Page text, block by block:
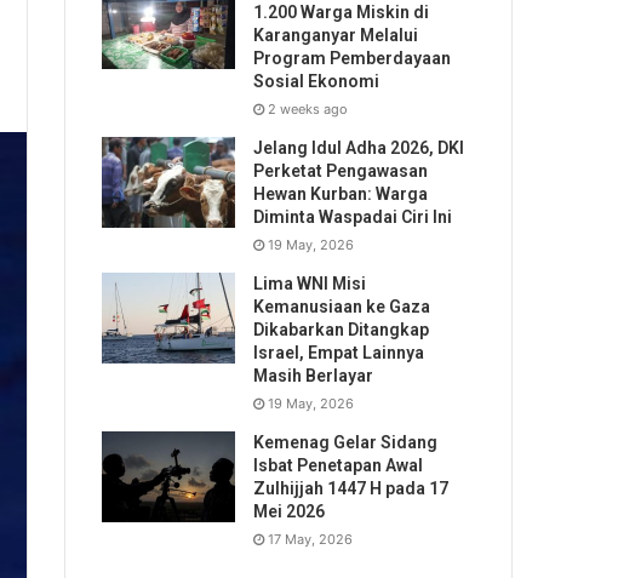
1.200 Warga Miskin di
Karanganyar Melalui
Program Pemberdayaan
Sosial Ekonomi
2 weeks ago
Jelang Idul Adha 2026, DKI
Perketat Pengawasan
Hewan Kurban: Warga
Diminta Waspadai Ciri Ini
19 May, 2026
Lima WNI Misi
Kemanusiaan ke Gaza
Dikabarkan Ditangkap
Israel, Empat Lainnya
Masih Berlayar
19 May, 2026
Kemenag Gelar Sidang
Isbat Penetapan Awal
Zulhijjah 1447 H pada 17
Mei 2026
17 May, 2026